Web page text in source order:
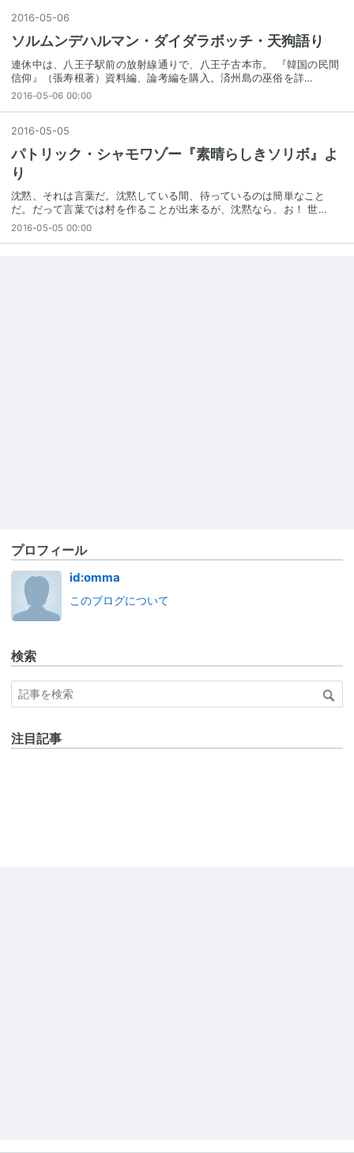
2016-05-06
ソルムンデハルマン・ダイダラボッチ・天狗語り
連休中は、八王子駅前の放射線通りで、八王子古本市。 『韓国の民間
信仰』（張寿根著）資料編、論考編を購入。済州島の巫俗を詳…
2016-05-06 00:00
2016-05-05
パトリック・シャモワゾー『素晴らしきソリボ』よ
り
沈黙、それは言葉だ。沈黙している間、待っているのは簡単なこと
だ。だって言葉では村を作ることが出来るが、沈黙なら、お！ 世…
2016-05-05 00:00
プロフィール
id:omma
このブログについて
検索
注目記事